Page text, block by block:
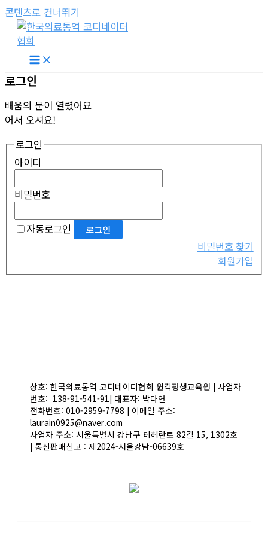
콘텐츠로 건너뛰기
로그인
배움의 문이 열렸어요
어서 오셔요!
로그인
아이디
비밀번호
자동로그인
비밀번호 찾기
회원가입
상호: 한국의료통역 코디네이터협회 원격평생교육원 | 사업자
번호: 138-91-541-91| 대표자: 박다연
전화번호: 010-2959-7798 | 이메일 주소:
laurain0925@naver.com
사업자 주소: 서울특별시 강남구 테헤란로 82길 15, 1302호
| 통신판매신고 : 제2024-서울강남-06639호